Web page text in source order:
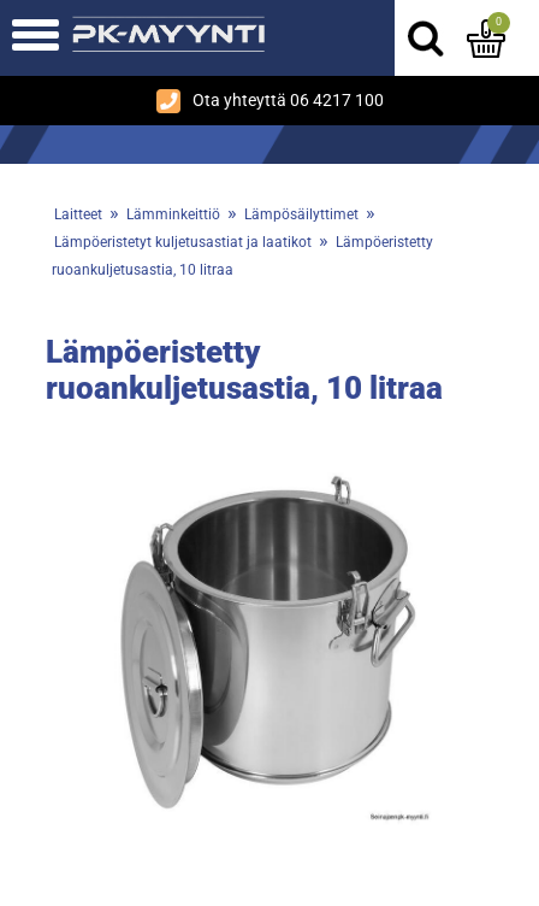
Ota yhteyttä 06 4217 100
0
Laitteet » Lämminkeittiö » Lämpösäilyttimet »
Lämpöeristetyt kuljetusastiat ja laatikot »
Lämpöeristetty
ruoankuljetusastia, 10 litraa
Lämpöeristetty
ruoankuljetusastia, 10 litraa